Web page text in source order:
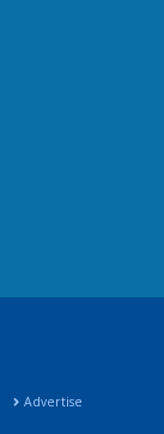
Advertise